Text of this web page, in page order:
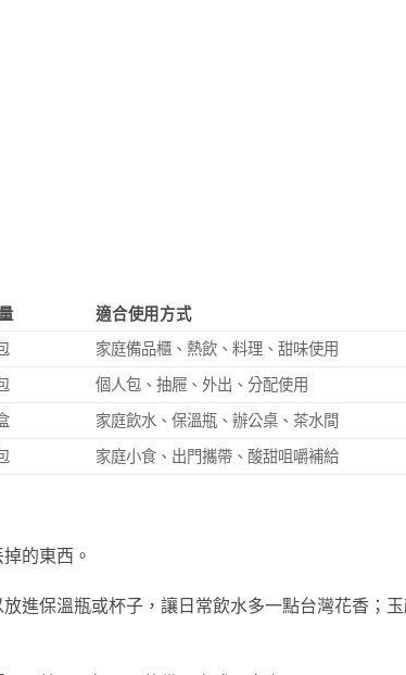
適合使用方式
家庭備品櫃、熱飲、料理、甜味使用
個人包、抽屜、外出、分配使用
家庭飲水、保溫瓶、辦公桌、茶水間
家庭小食、出門攜帶、酸甜咀嚼補給
的東西。
進保溫瓶或杯子，讓日常飲水多一點台灣花香；